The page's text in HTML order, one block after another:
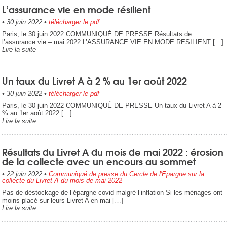
L’assurance vie en mode résilient
• 30 juin 2022• télécharger le pdf
Paris, le 30 juin 2022 COMMUNIQUÉ DE PRESSE Résultats de
l’assurance vie – mai 2022 L’ASSURANCE VIE EN MODE RESILIENT […]
Lire la suite
Un taux du Livret A à 2 % au 1er août 2022
• 30 juin 2022• télécharger le pdf
Paris, le 30 juin 2022 COMMUNIQUÉ DE PRESSE Un taux du Livret A à 2
% au 1er août 2022 […]
Lire la suite
Résultats du Livret A du mois de mai 2022 : érosion
de la collecte avec un encours au sommet
• 22 juin 2022• Communiqué de presse du Cercle de l'Epargne sur la
collecte du Livret A du mois de mai 2022
Pas de déstockage de l’épargne covid malgré l’inflation Si les ménages ont
moins placé sur leurs Livret A en mai […]
Lire la suite